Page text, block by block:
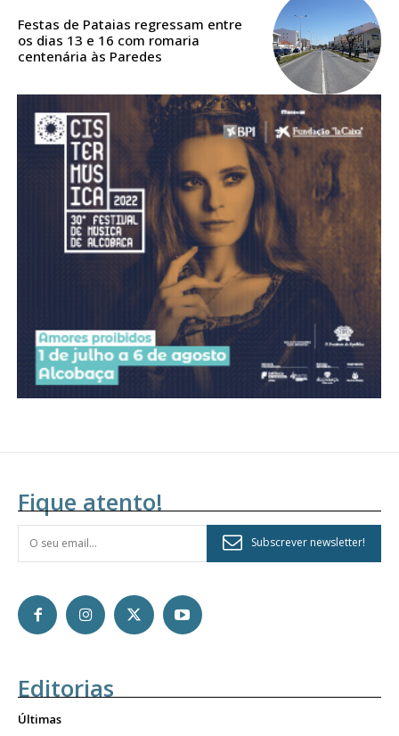
DIGITAL ANUAL
16
12 meses
Acesso ao conteúdo online
Acesso aos conteúdos Exclusivos para
assinantes
Ofertas para assinatura anual
Escolha o plano
Festas de Pataias regressam entre
os dias 13 e 16 com romaria
centenária às Paredes
Fique atento!
Subscrever newsletter!
Editorias
Últimas